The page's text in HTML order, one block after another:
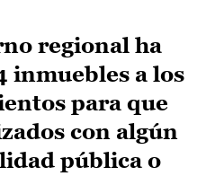
regional ha
inmuebles a los
para que
con algún
pública o